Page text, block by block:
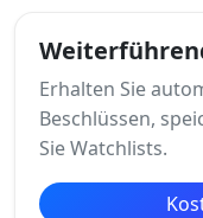
Erhalten Sie
Beschlüssen,
Sie Watchlists.